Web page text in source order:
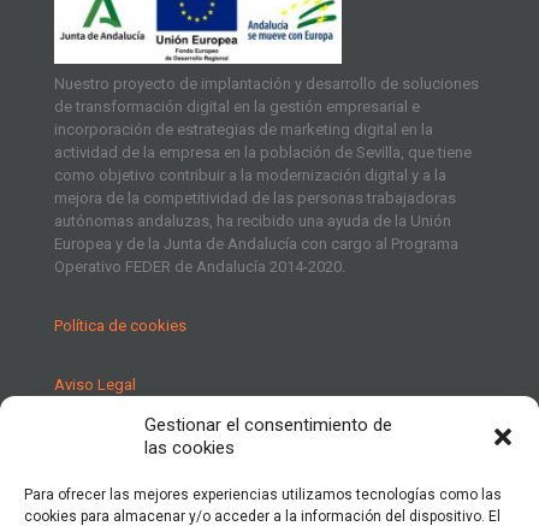
Gestionar el consentimiento de
las cookies
Para ofrecer las mejores experiencias utilizamos tecnologías como las
cookies para almacenar y/o acceder a la información del dispositivo. El
Nuestro proyecto de implantación y desarrollo de soluciones
de transformación digital en la gestión empresarial e
incorporación de estrategias de marketing digital en la
actividad de la empresa en la población de Sevilla, que tiene
como objetivo contribuir a la modernización digital y a la
mejora de la competitividad de las personas trabajadoras
autónomas andaluzas, ha recibido una ayuda de la Unión
Europea y de la Junta de Andalucía con cargo al Programa
Operativo FEDER de Andalucía 2014-2020.
Política de cookies
Aviso Legal
Política de Privacidad